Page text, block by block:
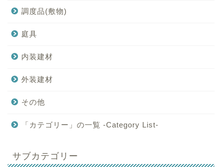
調度品(敷物)
庭具
内装建材
外装建材
その他
「カテゴリー」の一覧 -Category List-
サブカテゴリー